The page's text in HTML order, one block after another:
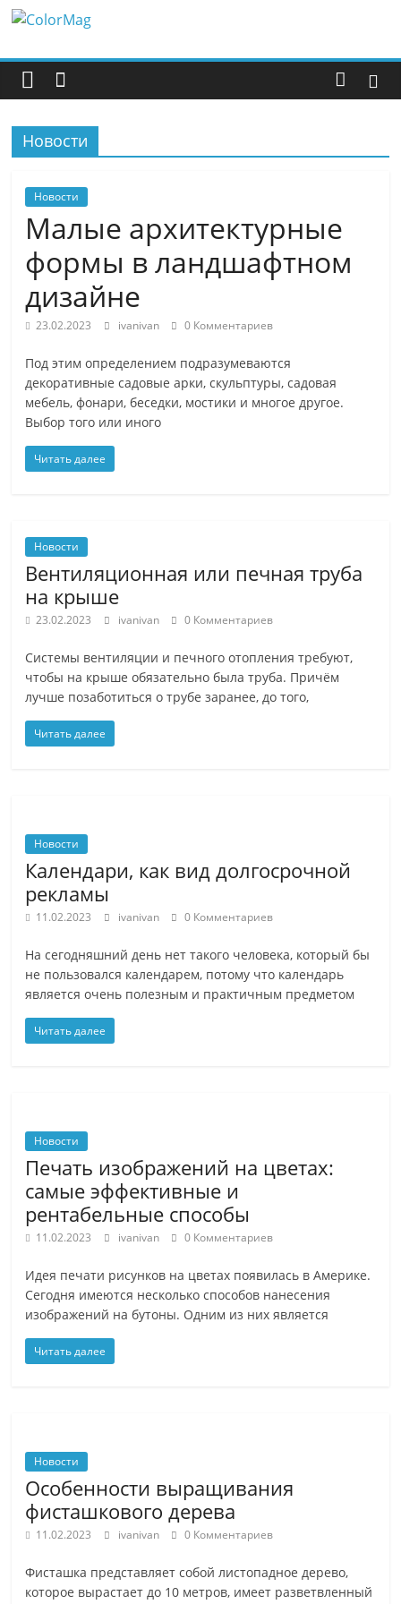
Перейти
содержимому
ColorMag
ColorMag
Demo
site
Новости
Новости
Малые архитектурные
формы в ландшафтном
дизайне
23.02.2023 ivanivan 0 Комментариев
Под этим определением подразумеваются
декоративные садовые арки, скульптуры, садовая
мебель, фонари, беседки, мостики и многое другое.
Выбор того или иного
Читать далее
Новости
Вентиляционная или печная труба
на крыше
23.02.2023 ivanivan 0 Комментариев
Системы вентиляции и печного отопления требуют,
чтобы на крыше обязательно была труба. Причём
лучше позаботиться о трубе заранее, до того,
Читать далее
Новости
Календари, как вид долгосрочной
рекламы
11.02.2023 ivanivan 0 Комментариев
На сегодняшний день нет такого человека, который бы
не пользовался календарем, потому что календарь
является очень полезным и практичным предметом
Читать далее
Новости
Печать изображений на цветах:
самые эффективные и
рентабельные способы
11.02.2023 ivanivan 0 Комментариев
Идея печати рисунков на цветах появилась в Америке.
Сегодня имеются несколько способов нанесения
изображений на бутоны. Одним из них является
Читать далее
Новости
Особенности выращивания
фисташкового дерева
11.02.2023 ivanivan 0 Комментариев
Фисташка представляет собой листопадное дерево,
которое вырастает до 10 метров, имеет разветвленный